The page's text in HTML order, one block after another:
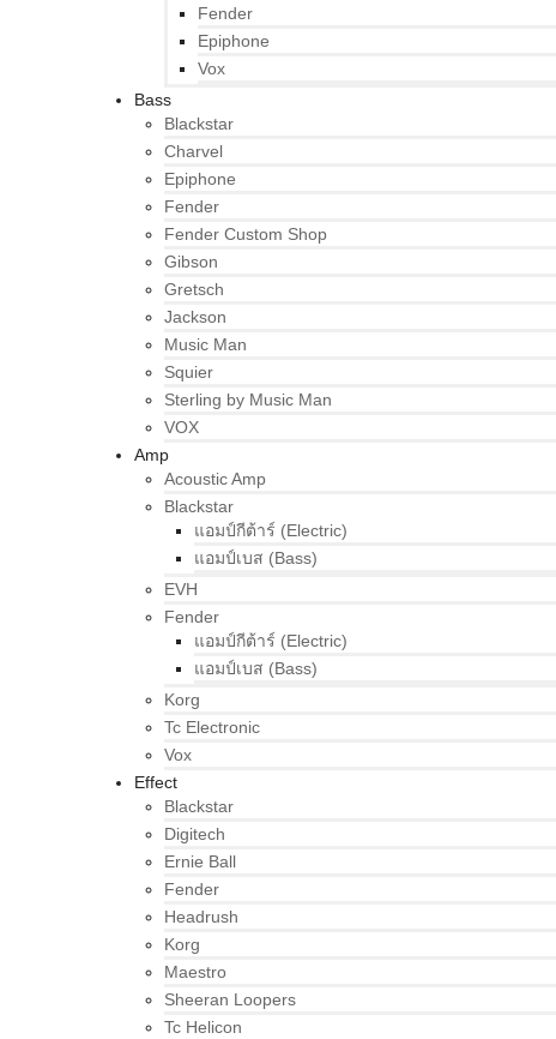
Fender
Epiphone
Vox
Bass
Blackstar
Charvel
Epiphone
Fender
Fender Custom Shop
Gibson
Gretsch
Jackson
Music Man
Squier
Sterling by Music Man
VOX
Amp
Acoustic Amp
Blackstar
แอมป์กีต้าร์ (Electric)
แอมป์เบส (Bass)
EVH
Fender
แอมป์กีต้าร์ (Electric)
แอมป์เบส (Bass)
Korg
Tc Electronic
Vox
Effect
Blackstar
Digitech
Ernie Ball
Fender
Headrush
Korg
Maestro
Sheeran Loopers
Tc Helicon